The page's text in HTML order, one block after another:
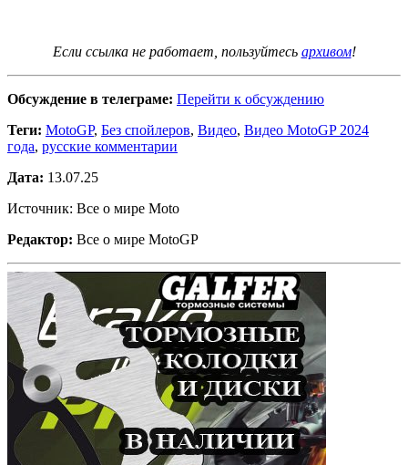
Если ссылка не работает, пользуйтесь архивом!
Обсуждение в телеграме: Перейти к обсуждению
Теги: MotoGP, Без спойлеров, Видео, Видео MotoGP 2024
года, русские комментарии
Дата: 13.07.25
Источник: Все о мире Moto
Редактор: Все о мире MotoGP